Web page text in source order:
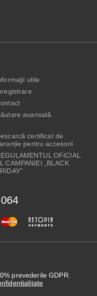
utile
avansată
certificat de
pentru accesorii
OFICIAL
CAMPANIEI „BLACK
prevederile GDPR.